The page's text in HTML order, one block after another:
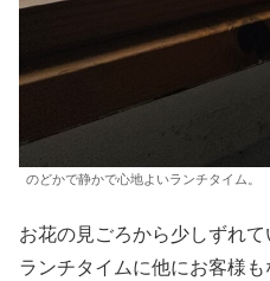
のどかで静かで心地よいランチタイム。
お花の見ごろから少しずれ
ランチタイムに他にお客様も